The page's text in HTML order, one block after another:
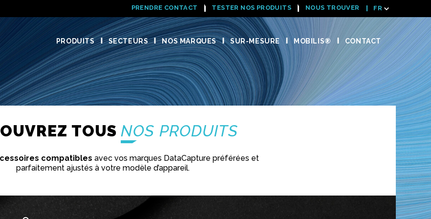
PRENDRE CONTACT TESTER NOS PRODUITS NOUS TROUVER FR
PRODUITS SECTEURS NOS MARQUES SUR-MESURE MOBILIS® CONTACT
TOUS NOS PRODUITS
compatibles avec vos marques DataCapture préférées et
parfaitement ajustés à votre modèle d’appareil.